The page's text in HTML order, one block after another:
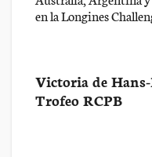
en la Longines
Victoria de
Trofeo RCPB